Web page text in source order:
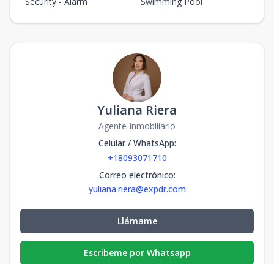
Yuliana Riera
Agente Inmobiliario
Celular / WhatsApp:
+18093071710
Correo electrónico:
yuliana.riera@expdr.com
Llámame
Escribeme por Whatsapp